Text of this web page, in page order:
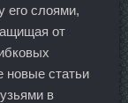
его слоями,
от
новые статьи
в